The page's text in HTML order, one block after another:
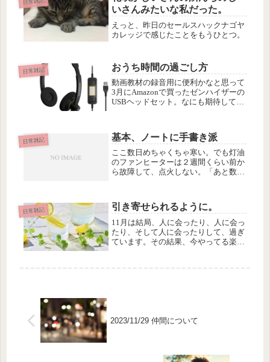
ても一文の得にもなってません。。
(~...
いさんみたいな私だった。
えっと、昨日のセールスハックナゴヤ
カレッジで感じたことをもうひとつ。
日常雑記 おうち時間の過ごし方
動画教材の録音用に便利かなと思って
3月にAmazonで買ったゼンハイザーの
USBヘッドセット。なにも期待してな
イムミュージックで音楽聴きまくって
ます。
日常雑記 基本、ノートに手書き派
ここ数日めちゃくちゃ寒い。でも灯油
のファンヒーターは２週間くらい前か
ら故障して、点火しない。「あと数
ーブでがまんしていたけど、さっき、
どうにも耐えられなくなって、二階の
押し...
日常雑記 引き寄せられるように。
11月は結局、人に会ったり、人に会っ
たり、そして人に会ったりして、過ぎ
ています。その結果、今やってる楽筆
2023/11/29 仲間について